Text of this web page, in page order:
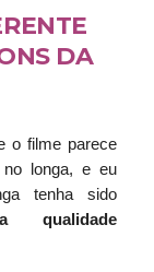
DA
o filme parece
longa, e eu
tenha sido
qualidade